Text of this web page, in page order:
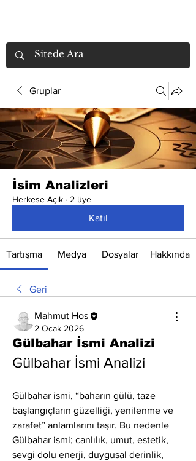
Gruplar
İsim Analizleri
Herkese Açık · 2 üye
Katıl
Tartışma Medya Dosyalar Hakkında
Geri
Mahmut Hos
2 Ocak 2026
Gülbahar İsmi Analizi
Gülbahar İsmi Analizi
Gülbahar ismi, “baharın gülü, taze
başlangıçların güzelliği, yenilenme ve
zarafet” anlamlarını taşır. Bu nedenle
Gülbahar ismi; canlılık, umut, estetik,
sevgi dolu enerji, duygusal derinlik,